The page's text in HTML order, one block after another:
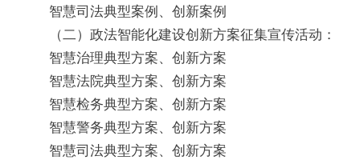
智慧司法典型案例、创新案例
（二）政法智能化建设创新方案征集宣传活动：
智慧治理典型方案、创新方案
智慧法院典型方案、创新方案
智慧检务典型方案、创新方案
智慧警务典型方案、创新方案
智慧司法典型方案、创新方案